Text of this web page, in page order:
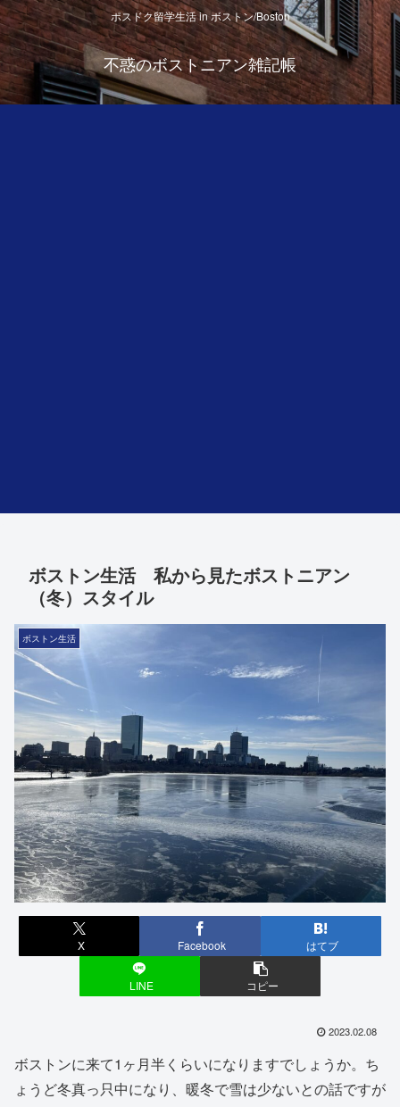
ポスドク留学生活 in ボストン/Boston
不惑のボストニアン雑記帳
ボストン生活 私から見たボストニアン
（冬）スタイル
ボストン生活
X Facebook はてブ
LINE コピー
2023.02.08
ボストンに来て1ヶ月半くらいになりますでしょうか。ち
ょうど冬真っ只中になり、暖冬で雪は少ないとの話ですが